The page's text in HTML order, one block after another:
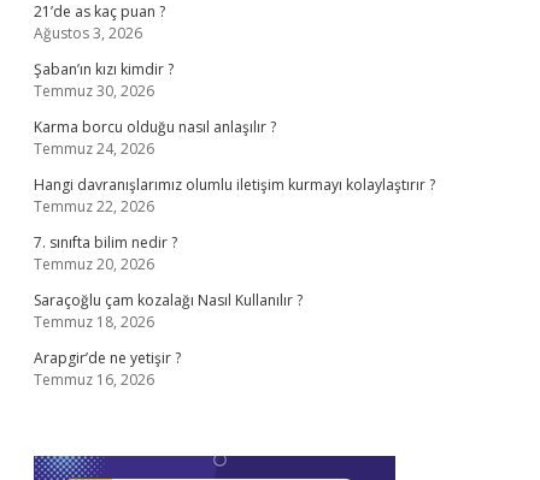
21’de as kaç puan ?
Ağustos 3, 2026
Şaban’ın kızı kimdir ?
Temmuz 30, 2026
Karma borcu olduğu nasıl anlaşılır ?
Temmuz 24, 2026
Hangi davranışlarımız olumlu iletişim kurmayı kolaylaştırır ?
Temmuz 22, 2026
7. sınıfta bilim nedir ?
Temmuz 20, 2026
Saraçoğlu çam kozalağı Nasıl Kullanılır ?
Temmuz 18, 2026
Arapgir’de ne yetişir ?
Temmuz 16, 2026